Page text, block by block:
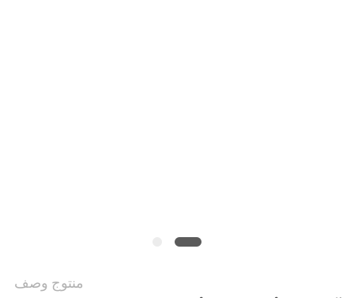
منتوج وصف